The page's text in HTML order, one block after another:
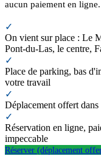
aucun paiement en ligne.
✓
On vient sur place : Le
Pont-du-Las, le centre,
✓
Place de parking, bas
votre travail
✓
Déplacement offert
✓
Réservation en ligne,
impeccable
Réserver (déplacement